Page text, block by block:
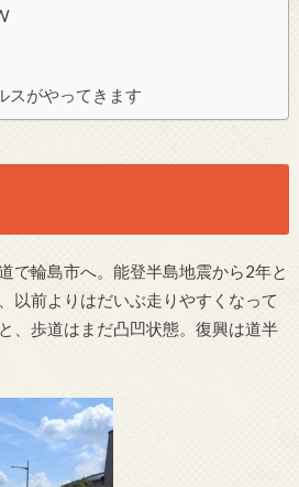
スがやってきます
で輪島市へ。能登半島地震から2年と
以前よりはだいぶ走りやすくなって
、歩道はまだ凸凹状態。復興は道半